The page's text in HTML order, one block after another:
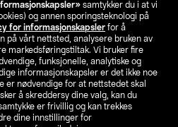
samtykker du i at vi
og annen sporingsteknologi på
for informasjonskapsler for å
på vårt nettsted, analysere bruken av
markedsføringstiltak. Vi bruker fire
funksjonelle, analytiske og
informasjonskapsler er det ikke noe
er nødvendige for at nettstedet skal
å skreddersy dine valg, kan du
er frivillig og kan trekkes
dine innstillinger for
din butikk
NO FI